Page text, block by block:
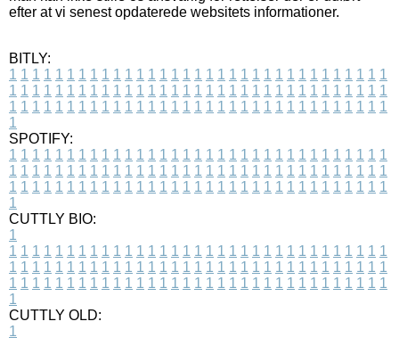
efter at vi senest opdaterede websitets informationer.
BITLY:
1 1 1 1 1 1 1 1 1 1 1 1 1 1 1 1 1 1 1 1 1 1 1 1 1 1 1 1 1 1 1 1 1
1 1 1 1 1 1 1 1 1 1 1 1 1 1 1 1 1 1 1 1 1 1 1 1 1 1 1 1 1 1 1 1 1
1 1 1 1 1 1 1 1 1 1 1 1 1 1 1 1 1 1 1 1 1 1 1 1 1 1 1 1 1 1 1 1 1
1
SPOTIFY:
1 1 1 1 1 1 1 1 1 1 1 1 1 1 1 1 1 1 1 1 1 1 1 1 1 1 1 1 1 1 1 1 1
1 1 1 1 1 1 1 1 1 1 1 1 1 1 1 1 1 1 1 1 1 1 1 1 1 1 1 1 1 1 1 1 1
1 1 1 1 1 1 1 1 1 1 1 1 1 1 1 1 1 1 1 1 1 1 1 1 1 1 1 1 1 1 1 1 1
1
CUTTLY BIO:
1
1 1 1 1 1 1 1 1 1 1 1 1 1 1 1 1 1 1 1 1 1 1 1 1 1 1 1 1 1 1 1 1 1
1 1 1 1 1 1 1 1 1 1 1 1 1 1 1 1 1 1 1 1 1 1 1 1 1 1 1 1 1 1 1 1 1
1 1 1 1 1 1 1 1 1 1 1 1 1 1 1 1 1 1 1 1 1 1 1 1 1 1 1 1 1 1 1 1 1
1
CUTTLY OLD:
1